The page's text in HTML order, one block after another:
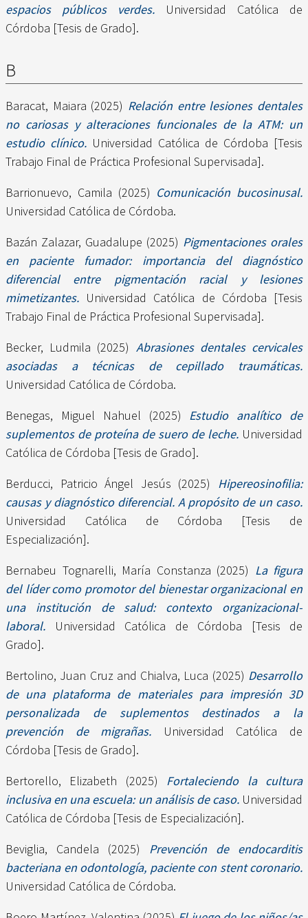
espacios públicos verdes. Universidad Católica de
Córdoba [Tesis de Grado].
B
Baracat, Maiara (2025) Relación entre lesiones dentales
no cariosas y alteraciones funcionales de la ATM: un
estudio clínico. Universidad Católica de Córdoba [Tesis
Trabajo Final de Práctica Profesional Supervisada].
Barrionuevo, Camila (2025) Comunicación bucosinusal.
Universidad Católica de Córdoba.
Bazán Zalazar, Guadalupe (2025) Pigmentaciones orales
en paciente fumador: importancia del diagnóstico
diferencial entre pigmentación racial y lesiones
mimetizantes. Universidad Católica de Córdoba [Tesis
Trabajo Final de Práctica Profesional Supervisada].
Becker, Ludmila (2025) Abrasiones dentales cervicales
asociadas a técnicas de cepillado traumáticas.
Universidad Católica de Córdoba.
Benegas, Miguel Nahuel (2025) Estudio analítico de
suplementos de proteína de suero de leche. Universidad
Católica de Córdoba [Tesis de Grado].
Berducci, Patricio Ángel Jesús (2025) Hipereosinofilia:
causas y diagnóstico diferencial. A propósito de un caso.
Universidad Católica de Córdoba [Tesis de
Especialización].
Bernabeu Tognarelli, María Constanza (2025) La figura
del líder como promotor del bienestar organizacional en
una institución de salud: contexto organizacional-
laboral. Universidad Católica de Córdoba [Tesis de
Grado].
Bertolino, Juan Cruzand Chialva, Luca (2025) Desarrollo
de una plataforma de materiales para impresión 3D
personalizada de suplementos destinados a la
prevención de migrañas. Universidad Católica de
Córdoba [Tesis de Grado].
Bertorello, Elizabeth (2025) Fortaleciendo la cultura
inclusiva en una escuela: un análisis de caso.Universidad
Católica de Córdoba [Tesis de Especialización].
Beviglia, Candela (2025) Prevención de endocarditis
bacteriana en odontología, paciente con stent coronario.
Universidad Católica de Córdoba.